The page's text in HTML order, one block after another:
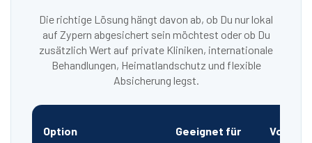
Die richtige Lösung hängt davon ab, ob Du nur lokal
auf Zypern abgesichert sein möchtest oder ob Du
zusätzlich Wert auf private Kliniken, internationale
Behandlungen, Heimatlandschutz und flexible
Absicherung legst.
Option Geeignet für Vorteile